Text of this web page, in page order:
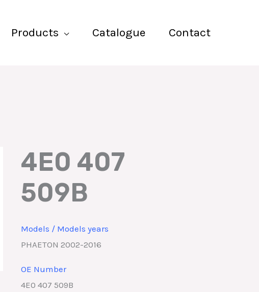
Products Catalogue Contact
4E0 407
509B
Models / Models years
PHAETON 2002-2016
OE Number
4E0 407 509B